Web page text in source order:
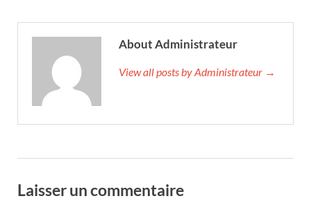
About Administrateur
View all posts by Administrateur →
Laisser un commentaire